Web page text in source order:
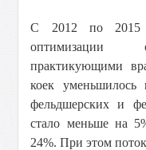
С 2012 по 2015
оптимизации
практикующими
коек уменьшилось
фельдшерских и
стало меньше на
24%. При этом